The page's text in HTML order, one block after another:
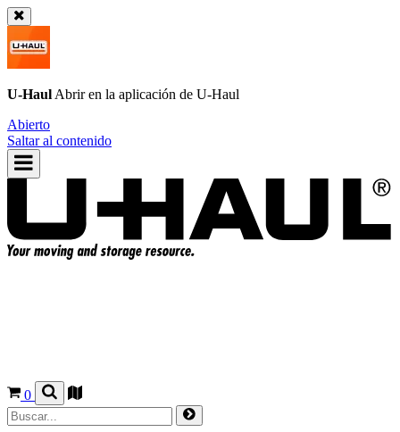
U-Haul Abrir en la aplicación de U-Haul
Abierto
Saltar al contenido
0